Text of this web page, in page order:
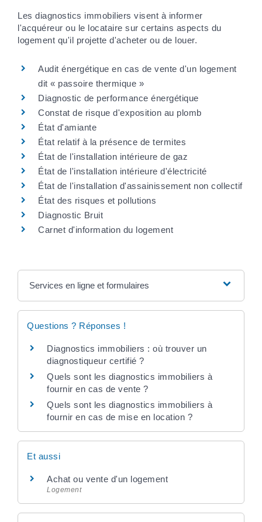
Les diagnostics immobiliers visent à informer
l'acquéreur ou le locataire sur certains aspects du
logement qu'il projette d'acheter ou de louer.
Audit énergétique en cas de vente d'un logement
dit « passoire thermique »
Diagnostic de performance énergétique
Constat de risque d'exposition au plomb
État d'amiante
État relatif à la présence de termites
État de l'installation intérieure de gaz
État de l'installation intérieure d'électricité
État de l'installation d'assainissement non collectif
État des risques et pollutions
Diagnostic Bruit
Carnet d'information du logement
Services en ligne et formulaires
Questions ? Réponses !
Diagnostics immobiliers : où trouver un
diagnostiqueur certifié ?
Quels sont les diagnostics immobiliers à
fournir en cas de vente ?
Quels sont les diagnostics immobiliers à
fournir en cas de mise en location ?
Et aussi
Achat ou vente d'un logement
Logement